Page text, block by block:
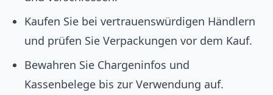
Kaufen Sie bei vertrauenswürdigen Händlern
und prüfen Sie Verpackungen vor dem Kauf.
Bewahren Sie Chargeninfos und
Kassenbelege bis zur Verwendung auf.